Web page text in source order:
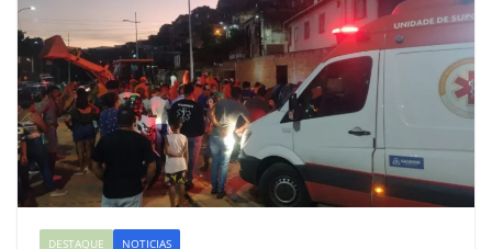
DESTAQUE NOTICIAS